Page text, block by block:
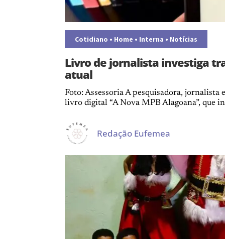
Cotidiano • Home • Interna • Notícias
Livro de jornalista investiga
atual
Foto: Assessoria A pesquisadora, jornalista
livro digital “A Nova MPB Alagoana”, que
Redação Eufemea